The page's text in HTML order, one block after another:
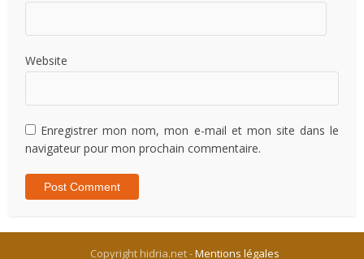
Website
Enregistrer mon nom, mon e-mail et mon site dans le
navigateur pour mon prochain commentaire.
Copyright hidria.net -Mentions légales